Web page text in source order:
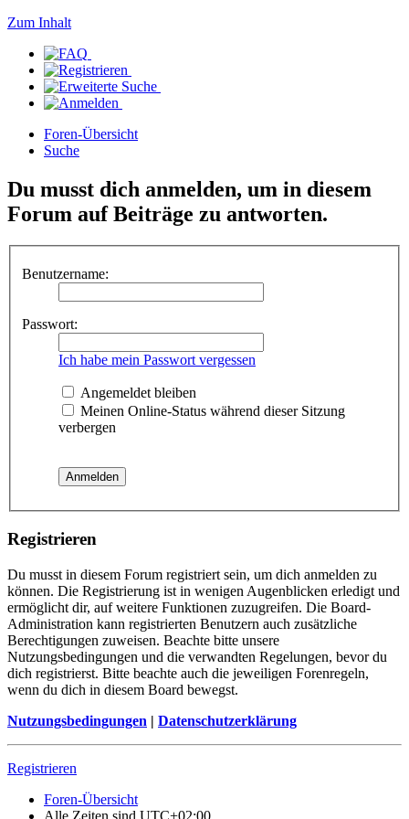
Zum Inhalt
Foren-Übersicht
Suche
Du musst dich anmelden, um in diesem
Forum auf Beiträge zu antworten.
Benutzername:
Passwort:
Ich habe mein Passwort vergessen
Angemeldet bleiben
Meinen Online-Status während dieser Sitzung
verbergen
Registrieren
Du musst in diesem Forum registriert sein, um dich anmelden zu
können. Die Registrierung ist in wenigen Augenblicken erledigt und
ermöglicht dir, auf weitere Funktionen zuzugreifen. Die Board-
Administration kann registrierten Benutzern auch zusätzliche
Berechtigungen zuweisen. Beachte bitte unsere
Nutzungsbedingungen und die verwandten Regelungen, bevor du
dich registrierst. Bitte beachte auch die jeweiligen Forenregeln,
wenn du dich in diesem Board bewegst.
Nutzungsbedingungen | Datenschutzerklärung
Registrieren
Foren-Übersicht
Alle Zeiten sind UTC+02:00